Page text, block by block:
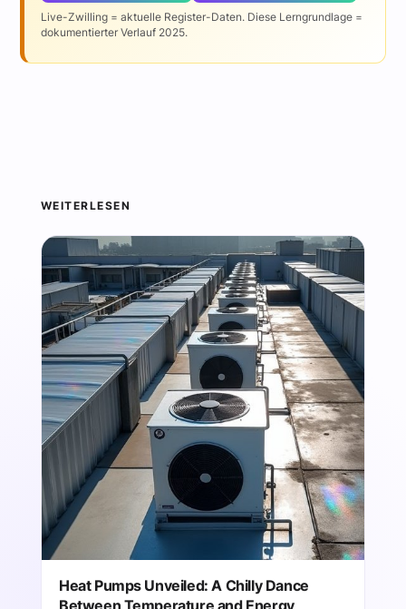
Live-Zwilling = aktuelle Register-Daten. Diese Lerngrundlage =
dokumentierter Verlauf 2025.
WEITERLESEN
Heat Pumps Unveiled: A Chilly Dance